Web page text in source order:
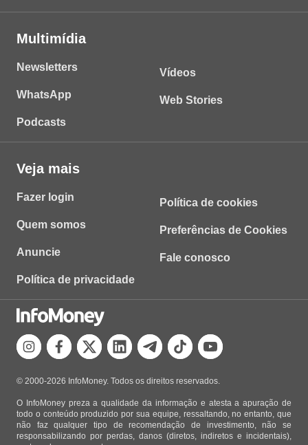
Multimídia
Newsletters
WhatsApp
Podcasts
Vídeos
Web Stories
Veja mais
Fazer login
Quem somos
Anuncie
Política de privacidade
Política de cookies
Preferências de Cookies
Fale conosco
© 2000-2026 InfoMoney. Todos os direitos reservados.
O InfoMoney preza a qualidade da informação e atesta a apuração de
todo o conteúdo produzido por sua equipe, ressaltando, no entanto, que
não faz qualquer tipo de recomendação de investimento, não se
responsabilizando por perdas, danos (diretos, indiretos e incidentais),